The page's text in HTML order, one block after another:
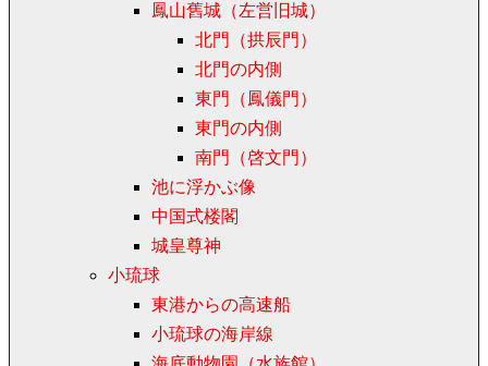
鳳山舊城（左営旧城）
北門（拱辰門）
北門の内側
東門（鳳儀門）
東門の内側
南門（啓文門）
池に浮かぶ像
中国式楼閣
城皇尊神
小琉球
東港からの高速船
小琉球の海岸線